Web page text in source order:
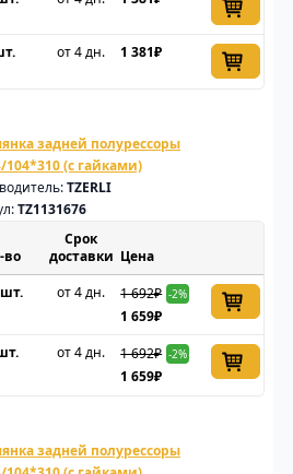
от 4 дн. 1 381₽
задней полурессоры
104*310 (с гайками)
TZERLI
TZ1131676
Срок
доставки Цена
от 4 дн. 1 692₽ -2%
1 659₽
от 4 дн. 1 692₽ -2%
1 659₽
задней полурессоры